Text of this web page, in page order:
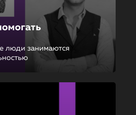
люди занимаются